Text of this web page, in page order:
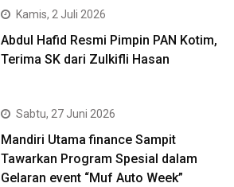
Kamis, 2 Juli 2026
Abdul Hafid Resmi Pimpin PAN Kotim,
Terima SK dari Zulkifli Hasan
Sabtu, 27 Juni 2026
Mandiri Utama finance Sampit
Tawarkan Program Spesial dalam
Gelaran event “Muf Auto Week”